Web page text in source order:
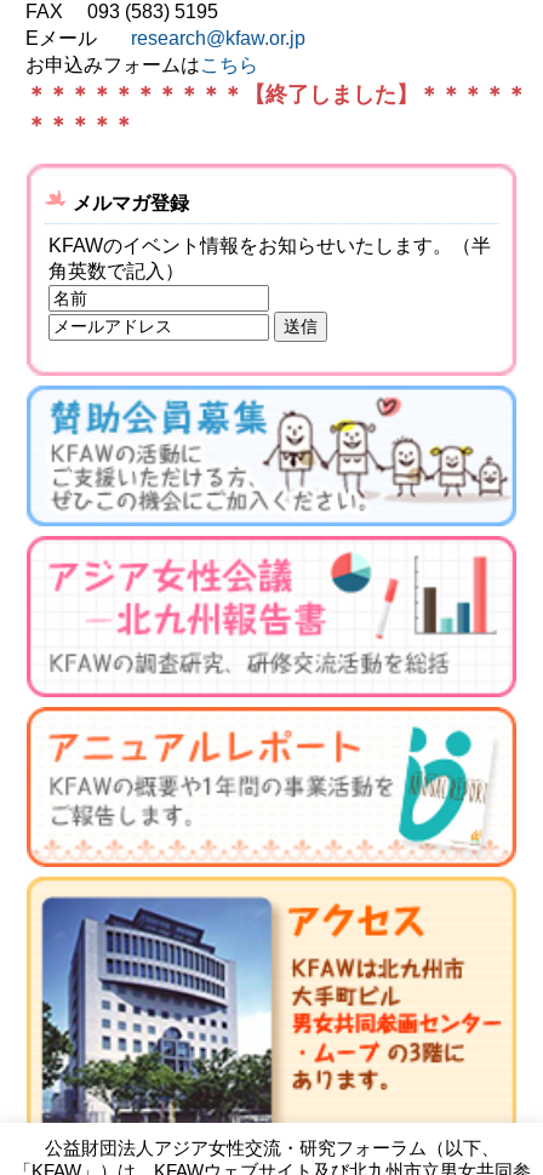
FAX 093 (583) 5195
Eメール research@kfaw.or.jp
お申込みフォームはこちら
＊＊＊＊＊＊＊＊＊＊【終了しました】＊＊＊＊＊
＊＊＊＊＊
メルマガ登録
KFAWのイベント情報をお知らせいたします。（半
角英数で記入）
公益財団法人アジア女性交流・研究フォーラム（以下、
「KFAW」）は、KFAWウェブサイト及び北九州市立男女共同参